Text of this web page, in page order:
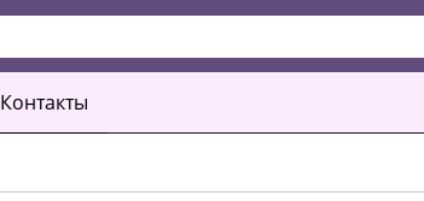
Контакты